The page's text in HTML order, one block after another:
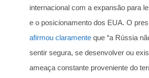
internacional com a expansão para
e o posicionamento dos EUA. O
afirmou claramente que “a Rússia
sentir segura, se desenvolver ou
ameaça constante proveniente do